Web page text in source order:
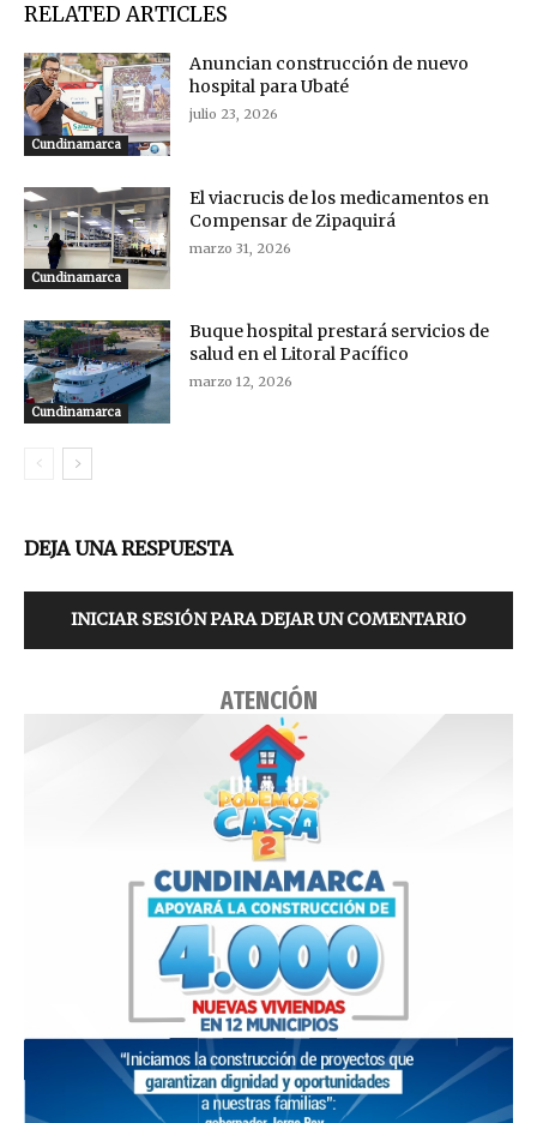
RELATED ARTICLES
Cundinamarca
Anuncian construcción de nuevo
hospital para Ubaté
julio 23, 2026
Cundinamarca
El viacrucis de los medicamentos en
Compensar de Zipaquirá
marzo 31, 2026
Cundinamarca
Buque hospital prestará servicios de
salud en el Litoral Pacífico
marzo 12, 2026
DEJA UNA RESPUESTA
INICIAR SESIÓN PARA DEJAR UN COMENTARIO
ATENCIÓN